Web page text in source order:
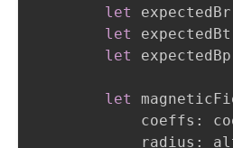
let
expectedBr
let
expectedBt
let
expectedBp
let
            coeffs
:
            radius
: